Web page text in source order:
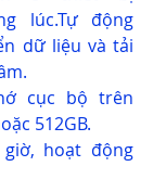
lúc.Tự động
dữ liệu và tải
cục bộ trên
512GB.
hoạt động